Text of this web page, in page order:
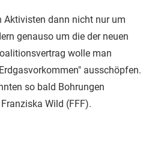
Aktivisten dann nicht nur um
genauso um die der neuen
wolle man
ausschöpfen.
so bald Bohrungen
Wild (FFF).